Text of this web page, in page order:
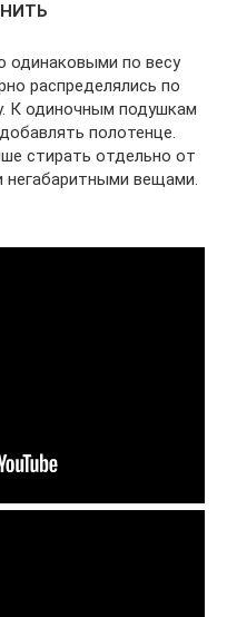
одинаковыми по весу
распределялись по
К одиночным подушкам
полотенце.
стирать отдельно от
негабаритными вещами.